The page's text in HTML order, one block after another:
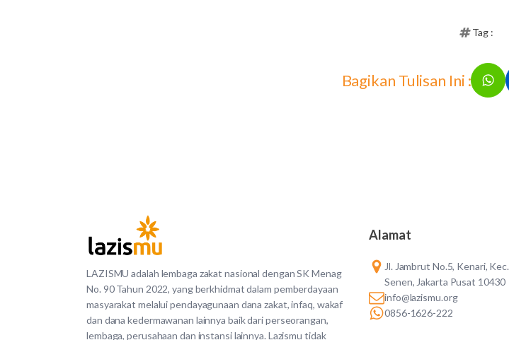
Tag :
Bagikan Tulisan Ini :
LAZISMU adalah lembaga zakat nasional dengan SK Menag
No. 90 Tahun 2022, yang berkhidmat dalam pemberdayaan
masyarakat melalui pendayagunaan dana zakat, infaq, wakaf
dan dana kedermawanan lainnya baik dari perseorangan,
lembaga, perusahaan dan instansi lainnya. Lazismu tidak
Alamat
Jl. Jambrut No.5, Kenari, Kec.
Senen, Jakarta Pusat 10430
info@lazismu.org
0856-1626-222